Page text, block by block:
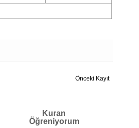
Önceki Kayıt
Kuran
Öğreniyorum